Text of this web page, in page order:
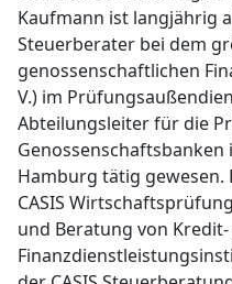
Kaufmann ist langjährig
Steuerberater bei dem
genossenschaftlichen
V.) im
Abteilungsleiter für die
Hamburg tätig
CASIS
und Beratung von